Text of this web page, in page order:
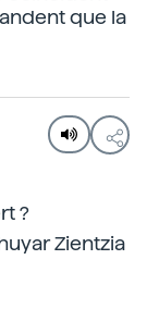
que la
?
Zientzia